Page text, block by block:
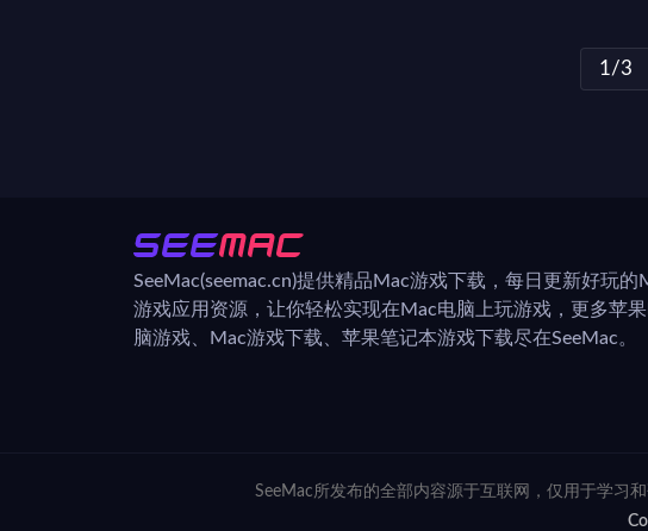
1/3
SeeMac(seemac.cn)提供精品Mac游戏下载，每日更新好玩的
游戏应用资源，让你轻松实现在Mac电脑上玩游戏，更多苹
脑游戏、Mac游戏下载、苹果笔记本游戏下载尽在SeeMac。
SeeMac所发布的全部内容源于互联网，仅用于学习